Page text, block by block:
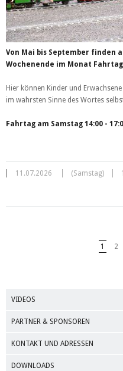
Von Mai bis September finden
Wochenende im Monat
Hier können Kinder und
im wahrsten Sinne des Wortes
Fahrtag am Samstag 14:00 -
11.07.2026 (Samstag)
1 2
VIDEOS
PARTNER & SPONSOREN
KONTAKT UND ADRESSEN
DOWNLOADS